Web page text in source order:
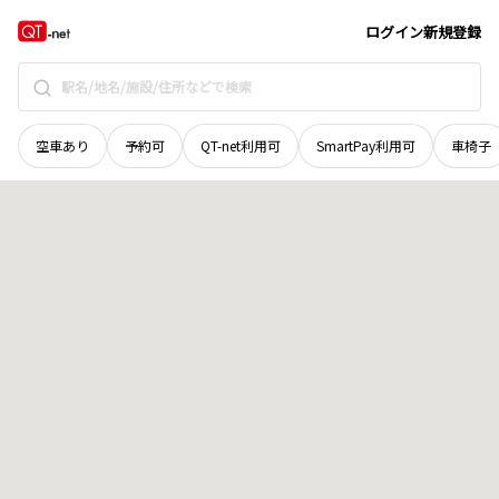
ログイン新規登録
空車あり 予約可 QT-net利用可 SmartPay利用可 車椅子
北海道